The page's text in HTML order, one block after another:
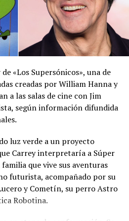
mantenerse atenta a la
las condiciones
el llamado a consultar los
y adoptar las medidas de
reducir los efectos de este
entre las
de complicaciones de salud.
«Los Supersónicos», una de
creadas por William Hanna y
a las salas de cine con Jim
según información difundida
luz verde a un proyecto
Carrey interpretaría a Súper
que vive sus aventuras
futurista, acompañado por su
y Cometín, su perro Astro
Robotina.